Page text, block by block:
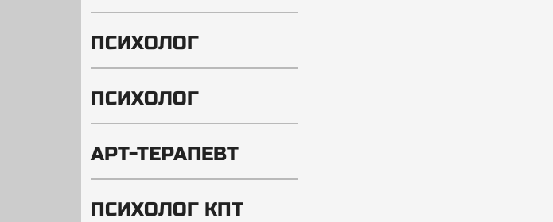
ПСИХОЛОГ
ПСИХОЛОГ
АРТ-ТЕРАПЕВТ
ПСИХОЛОГ КПТ